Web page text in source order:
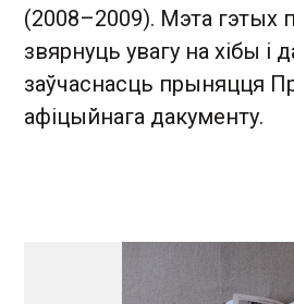
(2008–2009). Мэта гэтых
звярнуць увагу на хібы і
заўчаснасць прыняцця
афіцыйнага дакументу.